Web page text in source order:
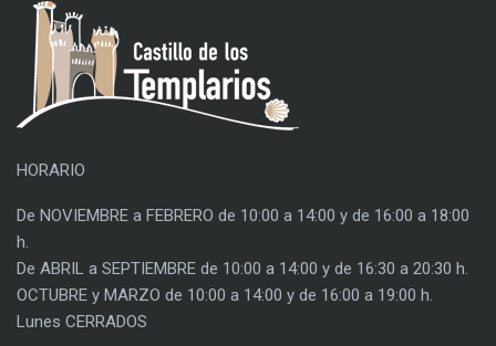
HORARIO
De NOVIEMBRE a FEBRERO de 10:00 a 14:00 y de 16:00 a 18:00
h.
De ABRIL a SEPTIEMBRE de 10:00 a 14:00 y de 16:30 a 20:30 h.
OCTUBRE y MARZO de 10:00 a 14:00 y de 16:00 a 19:00 h.
Lunes CERRADOS